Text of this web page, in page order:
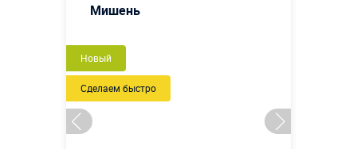
Мишень
Новый
Сделаем быстро